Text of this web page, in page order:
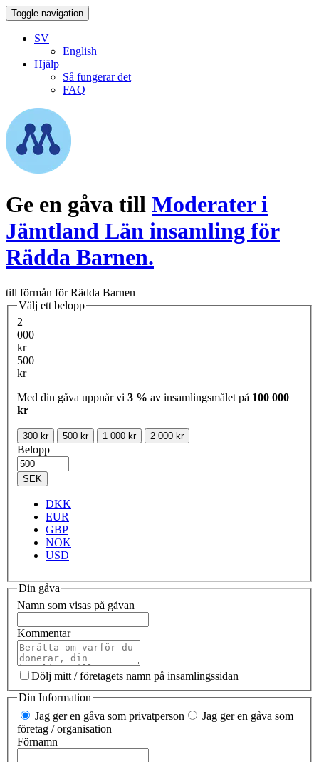
Toggle navigation
SV
English
Hjälp
Så fungerar det
FAQ
Ge en gåva till Moderater i
Jämtland Län insamling för
Rädda Barnen.
till förmån för Rädda Barnen
Välj ett belopp
2
000
kr
500
kr
Med din gåva uppnår vi 3 % av insamlingsmålet på 100 000
kr
300 kr 500 kr 1 000 kr 2 000 kr
Belopp
SEK
DKK
EUR
GBP
NOK
USD
Din gåva
Namn som visas på gåvan
Kommentar
Dölj mitt / företagets namn på insamlingssidan
Din Information
Jag ger en gåva som privatperson
Jag ger en gåva som
företag / organisation
Förnamn